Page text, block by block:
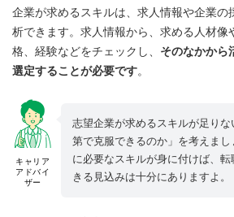
企業が求めるスキルは、求人情報や企業の
析できます。求人情報から、求める人材像
格、経験などをチェックし、 そのなかから
選定することが必要です。
キャリア
アドバイ
ザー
志望企業が求めるスキルが足り
第で克服できるのか」を考えま
に必要なスキルが身に付けば、
きる見込みは十分にありますよ。